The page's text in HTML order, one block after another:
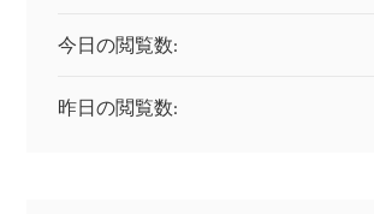
今日の閲覧数:
昨日の閲覧数: